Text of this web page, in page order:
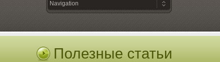
Полезные статьи